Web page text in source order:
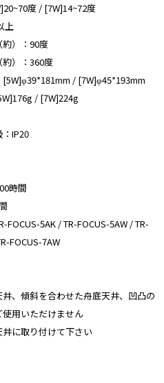
度 / [7W]14~72度
上
）：90度
）：360度
[5W]φ39*181mm / [7W]φ45*193mm
/ [7W]224g
IP20
時間
FOCUS-5AK / TR-FOCUS-5AW / TR-
FOCUS-7AW
井、傾斜を合わせた舟底天井、凹凸の
用いただけません
井に取り付けて下さい